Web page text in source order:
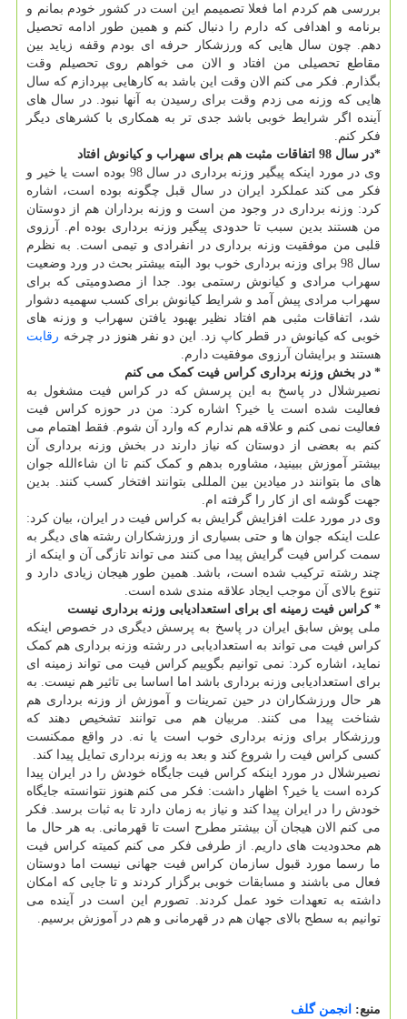
بررسی هم کردم اما فعلا تصمیمم این است در کشور خودم بمانم و
برنامه و اهدافی که دارم را دنبال کنم و همین طور ادامه تحصیل
دهم. چون سال هایی که ورزشکار حرفه ای بودم وقفه زیاید بین
مقاطع تحصیلی من افتاد و الان می خواهم روی تحصیلم وقت
بگذارم. فکر می کنم الان وقت این باشد به کارهایی بپردازم که سال
هایی که وزنه می زدم وقت برای رسیدن به آنها نبود. در سال های
آینده اگر شرایط خوبی باشد جدی تر به همکاری با کشرهای دیگر
فکر کنم.
*در سال 98 اتفاقات مثبت هم برای سهراب و کیانوش افتاد
وی در مورد اینکه پیگیر وزنه برداری در سال 98 بوده است یا خیر و
فکر می کند عملکرد ایران در سال قبل چگونه بوده است، اشاره
کرد: وزنه برداری در وجود من است و وزنه برداران هم از دوستان
من هستند بدین سبب تا حدودی پیگیر وزنه برداری بوده ام. آرزوی
قلبی من موفقیت وزنه برداری در انفرادی و تیمی است. به نظرم
سال 98 برای وزنه برداری خوب بود البته بیشتر بحث در ورد وضعیت
سهراب مرادی و کیانوش رستمی بود. جدا از مصدومیتی که برای
سهراب مرادی پیش آمد و شرایط کیانوش برای کسب سهمیه دشوار
شد، اتفاقات مثبی هم افتاد نظیر بهبود یافتن سهراب و وزنه های
خوبی که کیانوش در قطر کاپ زد. این دو نفر هنوز در چرخه رقابت
هستند و برایشان آرزوی موفقیت دارم.
* در بخش وزنه برداری کراس فیت کمک می کنم
نصیرشلال در پاسخ به این پرسش که در کراس فیت مشغول به
فعالیت شده است یا خیر؟ اشاره کرد: من در حوزه کراس فیت
فعالیت نمی کنم و علاقه هم ندارم که وارد آن شوم. فقط اهتمام می
کنم به بعضی از دوستان که نیاز دارند در بخش وزنه برداری آن
بیشتر آموزش ببینید، مشاوره بدهم و کمک کنم تا ان شاءالله جوان
های ما بتوانند در میادین بین المللی بتوانند افتخار کسب کنند. بدین
جهت گوشه ای از کار را گرفته ام.
وی در مورد علت افزایش گرایش به کراس فیت در ایران، بیان کرد:
علت اینکه جوان ها و حتی بسیاری از ورزشکاران رشته های دیگر به
سمت کراس فیت گرایش پیدا می کنند می تواند تازگی آن و اینکه از
چند رشته ترکیب شده است، باشد. همین طور هیجان زیادی دارد و
تنوع بالای آن موجب ایجاد علاقه مندی شده است.
* کراس فیت زمینه ای برای استعدادیابی وزنه برداری نیست
ملی پوش سابق ایران در پاسخ به پرسش دیگری در خصوص اینکه
کراس فیت می تواند به استعدادیابی در رشته وزنه برداری هم کمک
نماید، اشاره کرد: نمی توانیم بگوییم کراس فیت می تواند زمینه ای
برای استعدادیابی وزنه برداری باشد اما اساسا بی تاثیر هم نیست. به
هر حال ورزشکاران در حین تمرینات و آموزش از وزنه برداری هم
شناخت پیدا می کنند. مربیان هم می توانند تشخیص دهند که
ورزشکار برای وزنه برداری خوب است یا نه. در واقع ممکنست
کسی کراس فیت را شروع کند و بعد به وزنه برداری تمایل پیدا کند.
نصیرشلال در مورد اینکه کراس فیت جایگاه خودش را در ایران پیدا
کرده است یا خیر؟ اظهار داشت: فکر می کنم هنوز نتوانسته جایگاه
خودش را در ایران پیدا کند و نیاز به زمان دارد تا به ثبات برسد. فکر
می کنم الان هیجان آن بیشتر مطرح است تا قهرمانی. به هر حال ما
هم محدودیت های داریم. از طرفی فکر می کنم کمیته کراس فیت
ما رسما مورد قبول سازمان کراس فیت جهانی نیست اما دوستان
فعال می باشند و مسابقات خوبی برگزار کردند و تا جایی که امکان
داشته به تعهدات خود عمل کردند. تصورم این است در آینده می
توانیم به سطح بالای جهان هم در قهرمانی و هم در آموزش برسیم.
منبع: انجمن گلف